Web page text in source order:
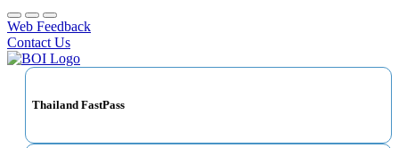
Web Feedback
Contact Us
Thailand FastPass